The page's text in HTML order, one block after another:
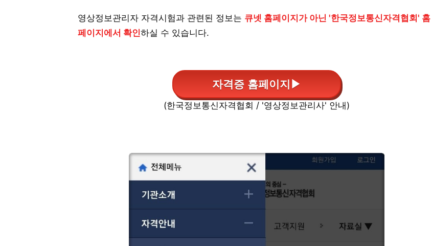
영상정보관리자 자격시험과 관련된 정보는 큐넷 홈페이지가 아닌 '한국정보통신자격협회' 홈
페이지에서 확인하실 수 있습니다.
자격증 홈페이지▶
(한국정보통신자격협회 / '영상정보관리사' 안내)